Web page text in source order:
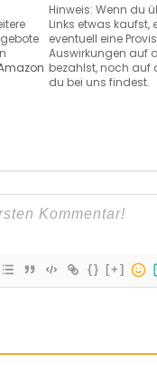
Hinweis: Wenn du
Links etwas kaufst,
eventuell eine
Auswirkungen auf
bezahlst, noch auf
du bei uns findest.
{} [+]